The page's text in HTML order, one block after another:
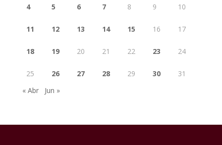
4 5 6 7 8 9 10
11 12 13 14 15 16 17
18 19 20 21 22 23 24
25 26 27 28 29 30
31
« Abr
Jun »